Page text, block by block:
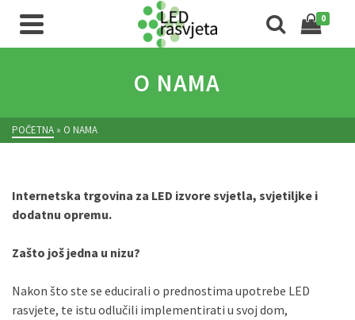
0
O NAMA
POČETNA » O NAMA
Internetska trgovina za LED izvore svjetla, svjetiljke i
dodatnu opremu.
Zašto još jedna u nizu?
Nakon što ste se educirali o prednostima upotrebe LED
rasvjete, te istu odlučili implementirati u svoj dom,